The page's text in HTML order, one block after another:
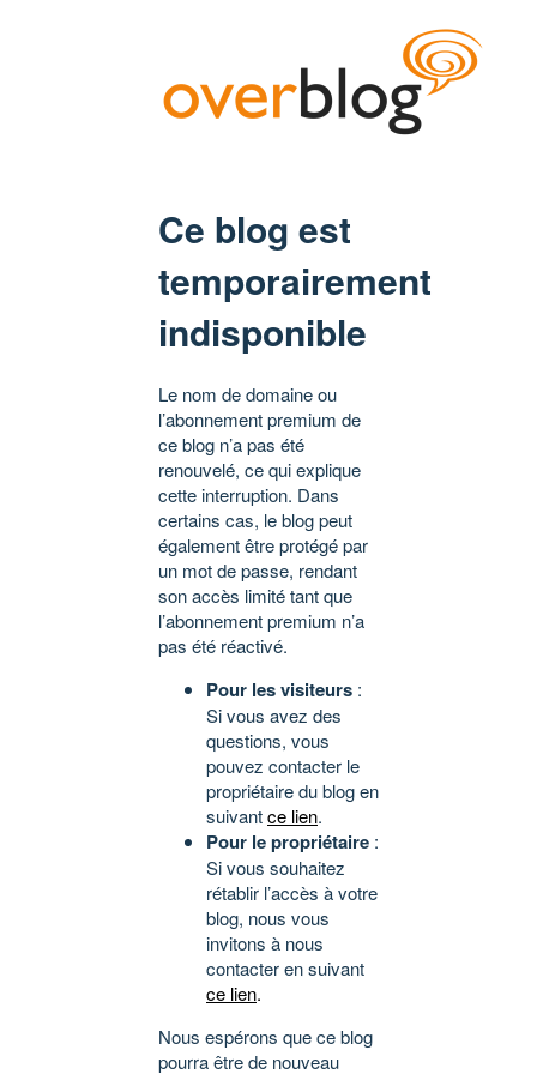
Ce blog est
temporairement
indisponible
Le nom de domaine ou
l’abonnement premium de
ce blog n’a pas été
renouvelé, ce qui explique
cette interruption. Dans
certains cas, le blog peut
également être protégé par
un mot de passe, rendant
son accès limité tant que
l’abonnement premium n’a
pas été réactivé.
Pour les visiteurs :
Si vous avez des
questions, vous
pouvez contacter le
propriétaire du blog en
suivantce lien.
Pour le propriétaire :
Si vous souhaitez
rétablir l’accès à votre
blog, nous vous
invitons à nous
contacter en suivant
ce lien.
Nous espérons que ce blog
pourra être de nouveau